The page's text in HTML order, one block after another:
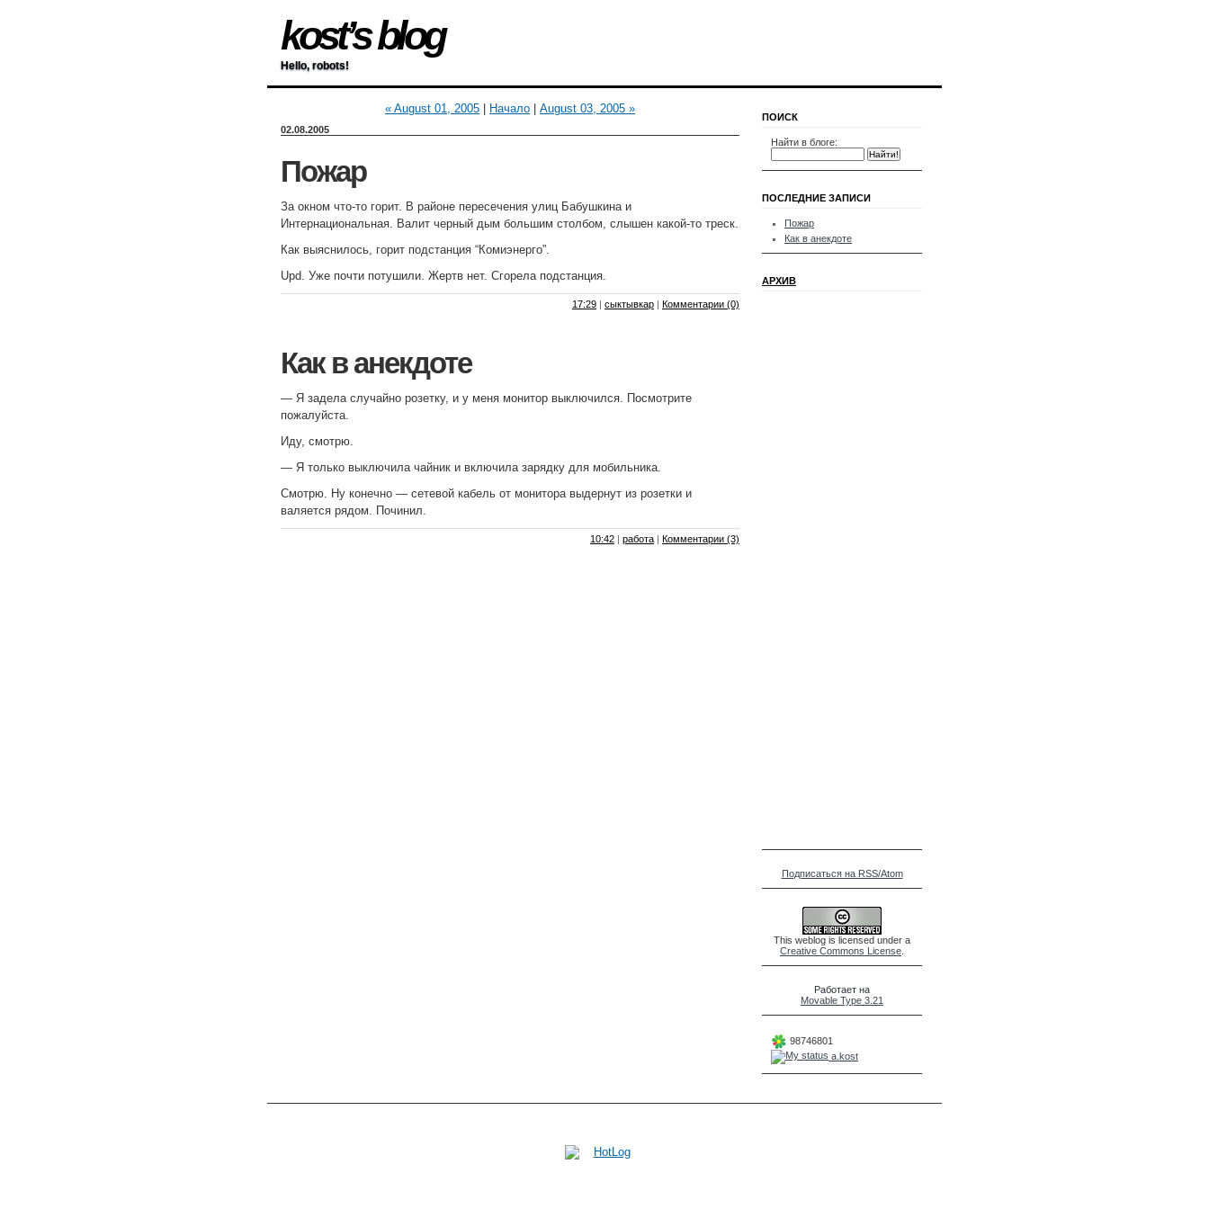
kost’s blog
Hello, robots!
« August 01, 2005 Начало August 03, 2005 »
02.08.2005
Пожар
За окном что-то горит. В районе пересечения улиц Бабушкина и
Интернациональная. Валит черный дым большим столбом, слышен какой-то треск.
Как выяснилось, горит подстанция “Комиэнерго”.
Upd. Уже почти потушили. Жертв нет. Сгорела подстанция.
17:29 | сыктывкар | Комментарии (0)
Как в анекдоте
— Я задела случайно розетку, и у меня монитор выключился. Посмотрите
пожалуйста.
Иду, смотрю.
— Я только выключила чайник и включила зарядку для мобильника.
Смотрю. Ну конечно — сетевой кабель от монитора выдернут из розетки и
валяется рядом. Починил.
10:42 | работа | Комментарии (3)
ПОИСК
Найти в блоге:
ПОСЛЕДНИЕ ЗАПИСИ
Пожар
Как в анекдоте
АРХИВ
Подписаться на RSS/Atom
This weblog is licensed under a
Creative Commons License
Работает на
Movable Type 3.21
98746801
a.kost